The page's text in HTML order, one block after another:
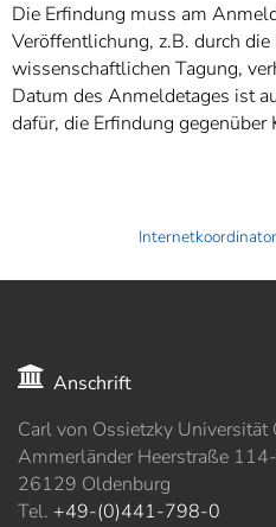
Die Erfindung muss am
Veröffentlichung, z.B. durch
wissenschaftlichen Tagung,
Datum des Anmeldetages ist
dafür, die Erfindung gegenüber
Internetkoordinator
Anschrift
Carl von Ossietzky Universität
Ammerländer Heerstraße
26129 Oldenburg
Tel. +49-(0)441-798-0